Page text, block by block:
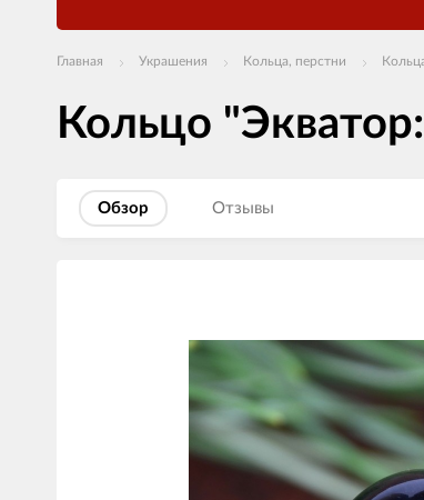
Главная Украшения Кольца, перстни
Кольцо
Обзор Отзывы